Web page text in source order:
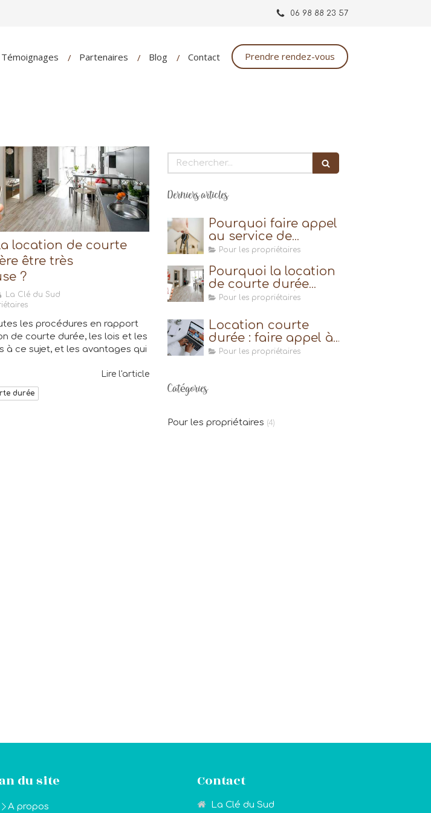
06 98 88 23 57
Témoignages Partenaires Blog Contact Prendre rendez-vous
location de courte
être très
?
La Clé du Sud
les procédures en rapport
de courte durée, les lois et les
à ce sujet, et les avantages qui
Lire l'article
durée
Rechercher
Derniers articles
Pourquoi faire appel
au service de
conciergerie ?
Pour les propriétaires
Pourquoi la location
de courte durée
s’avère être très
Pour les propriétaires
Location courte
durée : faire appel à
une conciergerie
Pour les propriétaires
Catégories
Pour les propriétaires (4)
du site
A propos
Contact
La Clé du Sud